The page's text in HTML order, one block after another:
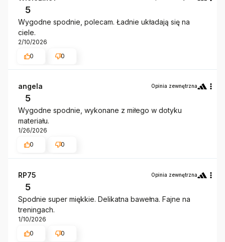
5
Wygodne spodnie, polecam. Ładnie układają się na
ciele.
2/10/2026
0
0
angela Opinia zewnętrzna
5
Wygodne spodnie, wykonane z miłego w dotyku
materiału.
1/26/2026
0
0
RP75 Opinia zewnętrzna
5
Spodnie super miękkie. Delikatna bawełna. Fajne na
treningach.
1/10/2026
0
0